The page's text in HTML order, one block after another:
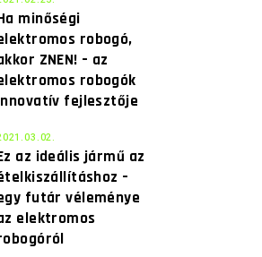
minőségi
robogó,
ZNEN! – az
robogók
fejlesztője
az ideális jármű az
–
futár véleménye
elektromos